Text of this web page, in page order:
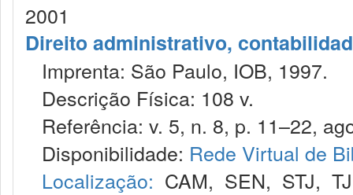
2001
Direito administrativo,
Imprenta: São Paulo, IOB, 1997.
Descrição Física: 108 v.
Referência: v. 5, n. 8, p. 11–22,
Disponibilidade: Rede Virtual de
Localização: CAM, SEN, STJ,